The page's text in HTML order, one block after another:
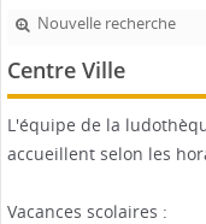
Nouvelle recherche
Centre Ville
L'équipe de la
accueillent selon les
Vacances scolaires :